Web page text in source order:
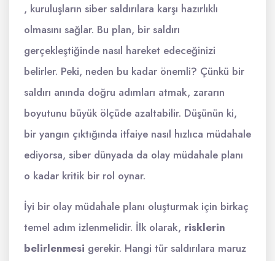
, kuruluşların siber saldırılara karşı hazırlıklı
olmasını sağlar. Bu plan, bir saldırı
gerçekleştiğinde nasıl hareket edeceğinizi
belirler. Peki, neden bu kadar önemli? Çünkü bir
saldırı anında doğru adımları atmak, zararın
boyutunu büyük ölçüde azaltabilir. Düşünün ki,
bir yangın çıktığında itfaiye nasıl hızlıca müdahale
ediyorsa, siber dünyada da olay müdahale planı
o kadar kritik bir rol oynar.
İyi bir olay müdahale planı oluşturmak için birkaç
temel adım izlenmelidir. İlk olarak, risklerin
belirlenmesi gerekir. Hangi tür saldırılara maruz